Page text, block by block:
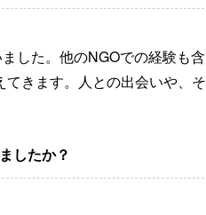
した。他のNGOでの経験も含
きます。人との出会いや、そ
したか？